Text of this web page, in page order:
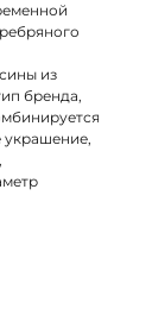
из
бренда,
украшение,